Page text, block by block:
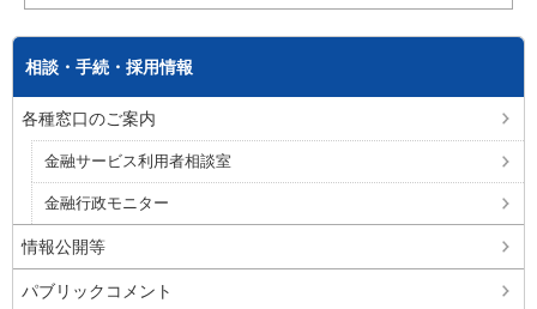
相談・手続・採用情報
各種窓口のご案内
金融サービス利用者相談室
金融行政モニター
情報公開等
パブリックコメント